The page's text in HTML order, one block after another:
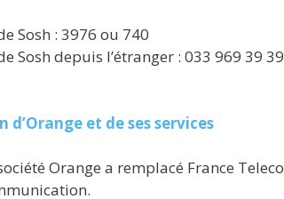
Sosh : 3976 ou 740
Sosh depuis l’étranger : 033 969 39
et de ses services
Orange a remplacé France